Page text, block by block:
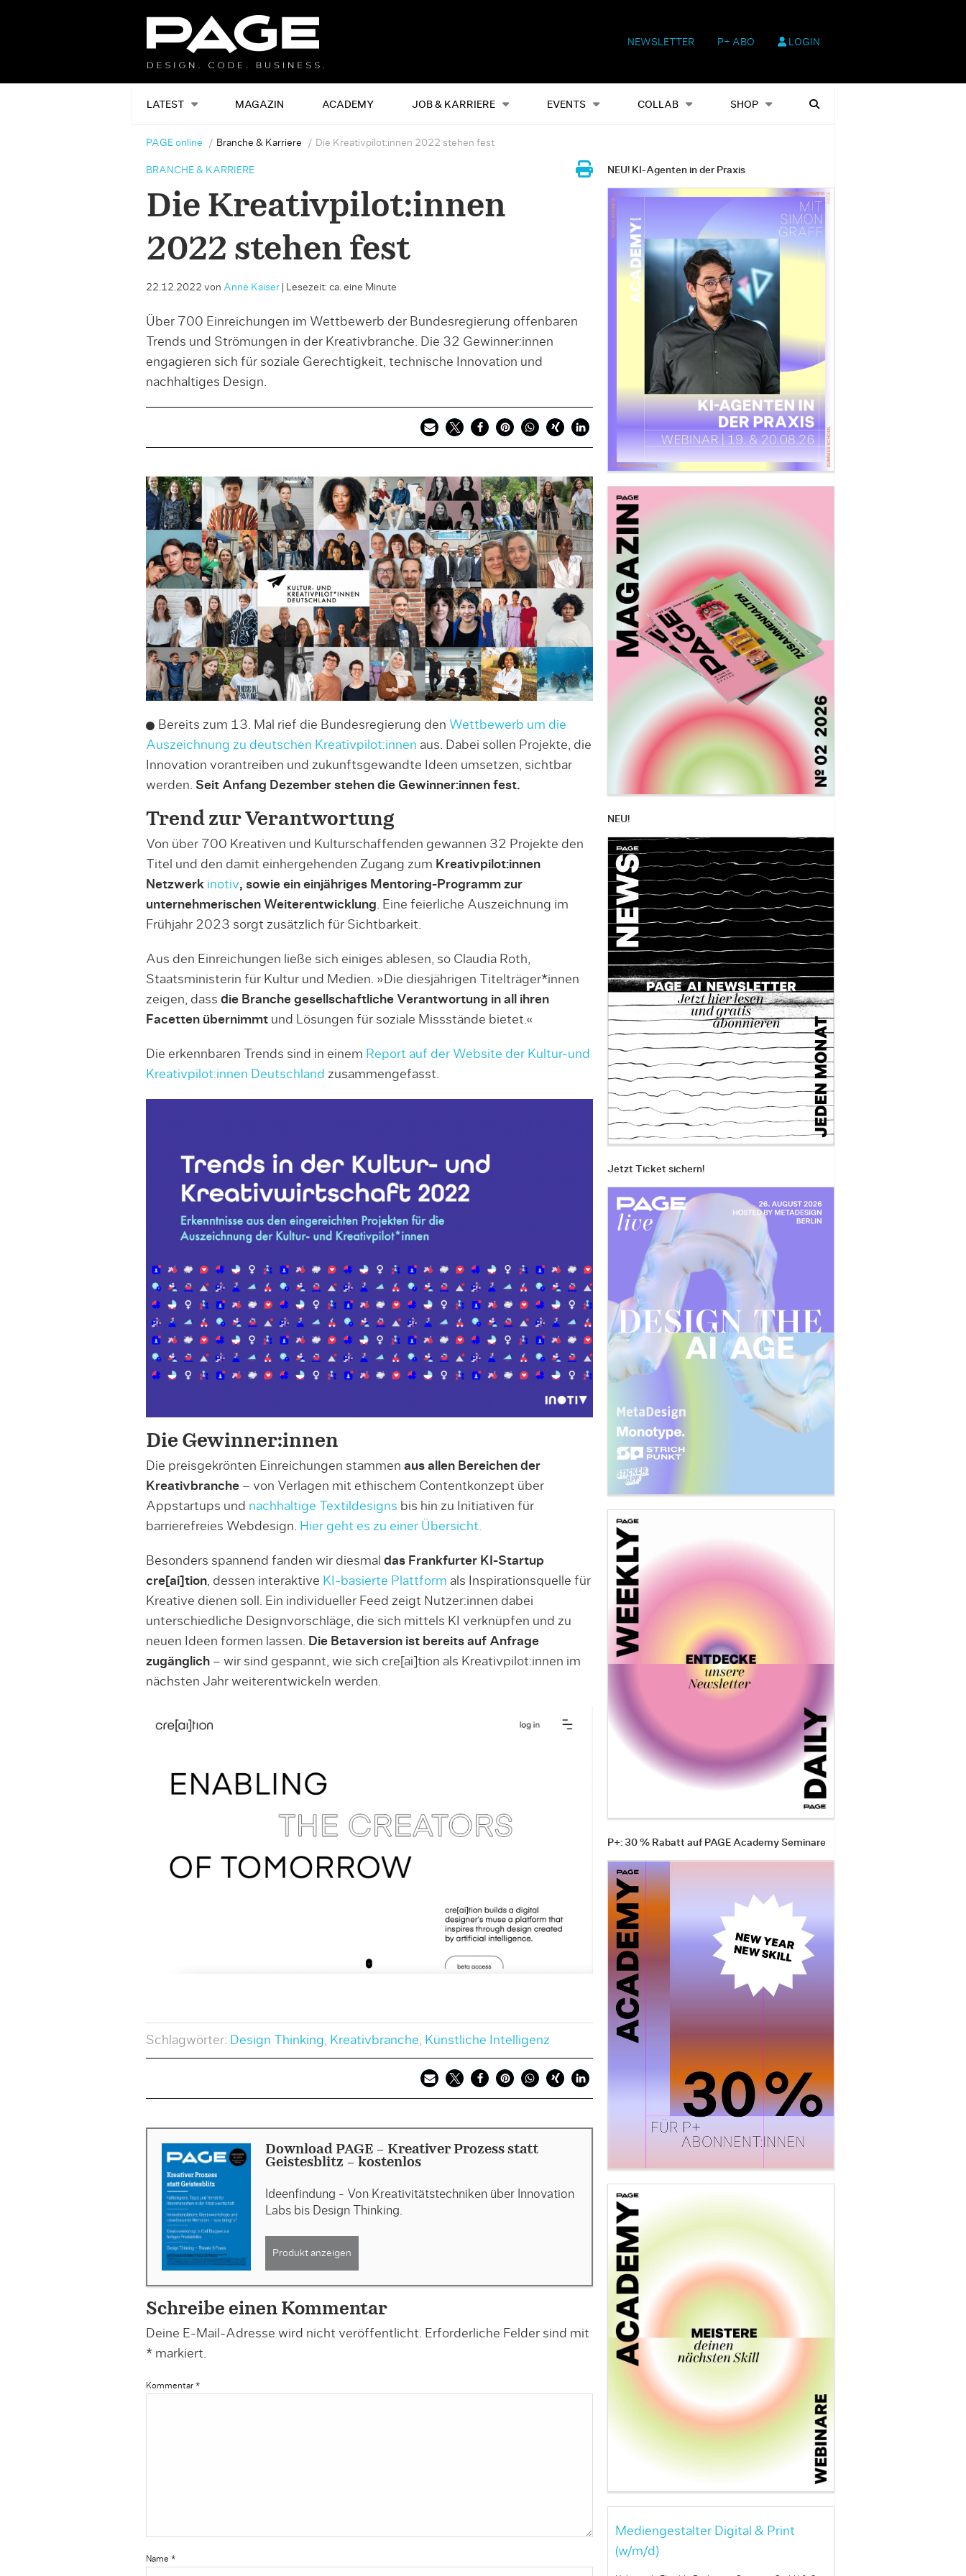
NEWSLETTER P+ ABO LOGIN
LATEST MAGAZIN ACADEMY JOB & KARRIERE EVENTS COLLAB SHOP
Alles Events Shop Heftausgaben Suchen
PAGE online Branche & Karriere Die Kreativpilot:innen 2022 stehen fest
BRANCHE & KARRIERE
Die Kreativpilot:innen
2022 stehen fest
22.12.2022 von Anne Kaiser| Lesezeit: ca. eine Minute
Über 700 Einreichungen im Wettbewerb der Bundesregierung offenbaren
Trends und Strömungen in der Kreativbranche. Die 32 Gewinner:innen
engagieren sich für soziale Gerechtigkeit, technische Innovation und
nachhaltiges Design.
Bereits zum 13. Mal rief die Bundesregierung den Wettbewerb um die
Auszeichnung zu deutschen Kreativpilot:innen aus. Dabei sollen Projekte, die
Innovation vorantreiben und zukunftsgewandte Ideen umsetzen, sichtbar
werden. Seit Anfang Dezember stehen die Gewinner:innen fest.
Trend zur Verantwortung
Von über 700 Kreativen und Kulturschaffenden gewannen 32 Projekte den
Titel und den damit einhergehenden Zugang zum Kreativpilot:innen
Netzwerk inotiv, sowie ein einjähriges Mentoring-Programm zur
unternehmerischen Weiterentwicklung. Eine feierliche Auszeichnung im
Frühjahr 2023 sorgt zusätzlich für Sichtbarkeit.
Aus den Einreichungen ließe sich einiges ablesen, so Claudia Roth,
Staatsministerin für Kultur und Medien. »Die diesjährigen Titelträger*innen
zeigen, dass die Branche gesellschaftliche Verantwortung in all ihren
Facetten übernimmtund Lösungen für soziale Missstände bietet.«
Die erkennbaren Trends sind in einem Report auf der Website der Kultur-und
Kreativpilot:innen Deutschland zusammengefasst.
Die Gewinner:innen
Die preisgekrönten Einreichungen stammen aus allen Bereichen der
Kreativbranche– von Verlagen mit ethischem Contentkonzept über
Appstartups und nachhaltige Textildesigns bis hin zu Initiativen für
barrierefreies Webdesign. Hier geht es zu einer Übersicht.
Besonders spannend fanden wir diesmal das Frankfurter KI-Startup
cre[ai]tion, dessen interaktive KI-basierte Plattform als Inspirationsquelle für
Kreative dienen soll. Ein individueller Feed zeigt Nutzer:innen dabei
unterschiedliche Designvorschläge, die sich mittels KI verknüpfen und zu
neuen Ideen formen lassen. Die Betaversion ist bereits auf Anfrage
zugänglich– wir sind gespannt, wie sich cre[ai]tion als Kreativpilot:innen im
nächsten Jahr weiterentwickeln werden.
Schlagwörter: Design Thinking, Kreativbranche, Künstliche Intelligenz
Download PAGE - Kreativer Prozess statt
Geistesblitz - kostenlos
Ideenfindung - Von Kreativitätstechniken über Innovation
Labs bis Design Thinking.
Produkt anzeigen
Schreibe einen Kommentar
Deine E-Mail-Adresse wird nicht veröffentlicht. Erforderliche Felder sind mit
*markiert.
Kommentar *
Name *
NEU! KI-Agenten in der Praxis
NEU!
Jetzt Ticket sichern!
P+: 30 % Rabatt auf PAGE Academy Seminare
Mediengestalter Digital & Print
(w/m/d)